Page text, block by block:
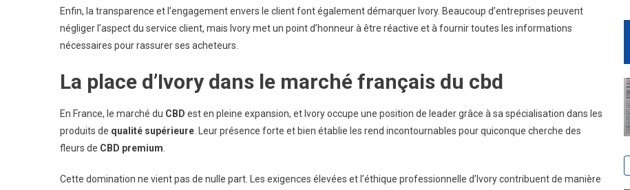
Enfin, la transparence et l’engagement envers le client font également démarquer Ivory. Beaucoup d’entreprises peuvent
négliger l’aspect du service client, mais Ivory met un point d’honneur à être réactive et à fournir toutes les informations
nécessaires pour rassurer ses acheteurs.
La place d’Ivory dans le marché français du cbd
En France, le marché du CBD est en pleine expansion, et Ivory occupe une position de leader grâce à sa spécialisation dans les
produits de qualité supérieure . Leur présence forte et bien établie les rend incontournables pour quiconque cherche des
fleurs de CBD premium
Cette domination ne vient pas de nulle part. Les exigences élevées et l’éthique professionnelle d’Ivory contribuent de manière